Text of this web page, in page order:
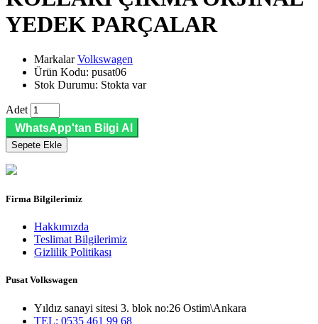
YEDEK PARÇALAR
MarkalarVolkswagen
Ürün Kodu: pusat06
Stok Durumu: Stokta var
Adet
WhatsApp'tan Bilgi Al
Sepete Ekle
Firma Bilgilerimiz
Hakkımızda
Teslimat Bilgilerimiz
Gizlilik Politikası
Pusat Volkswagen
Yıldız sanayi sitesi 3. blok no:26 Ostim\Ankara
TEL: 0535 461 99 68